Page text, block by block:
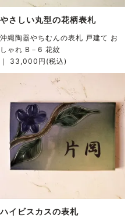
やさしい丸型の花柄表札
沖縄陶器やちむんの表札 戸建て お
しゃれ B－6 花紋
｜ 33,000円(税込)
ハイビスカスの表札